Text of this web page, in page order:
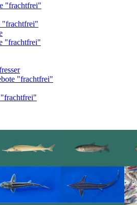
"frachtfrei"
"frachtfrei"
"frachtfrei"
"frachtfrei"